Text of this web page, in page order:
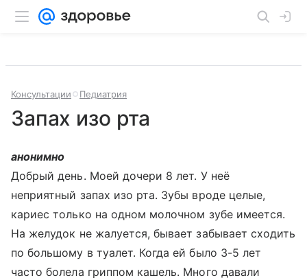
Консультации Педиатрия
Запах изо рта
анонимно
Добрый день. Моей дочери 8 лет. У неё
неприятный запах изо рта. Зубы вроде целые,
кариес только на одном молочном зубе имеется.
На желудок не жалуется, бывает забывает сходить
по большому в туалет. Когда ей было 3-5 лет
часто болела гриппом кашель. Много давали